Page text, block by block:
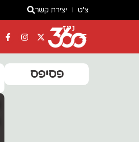
צ'ט יצירת קשר
ניוז
פסיפס